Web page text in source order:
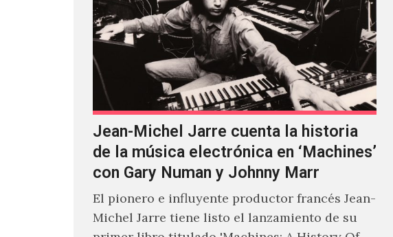
Jean-Michel Jarre cuenta la historia
de la música electrónica en ‘Machines’
con Gary Numan y Johnny Marr
El pionero e influyente productor francés Jean-
Michel Jarre tiene listo el lanzamiento de su